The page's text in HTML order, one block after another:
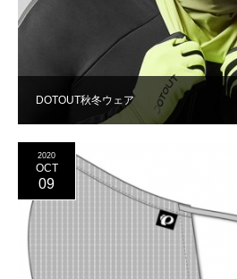
DOTOUT秋冬ウェア
2020
OCT
09